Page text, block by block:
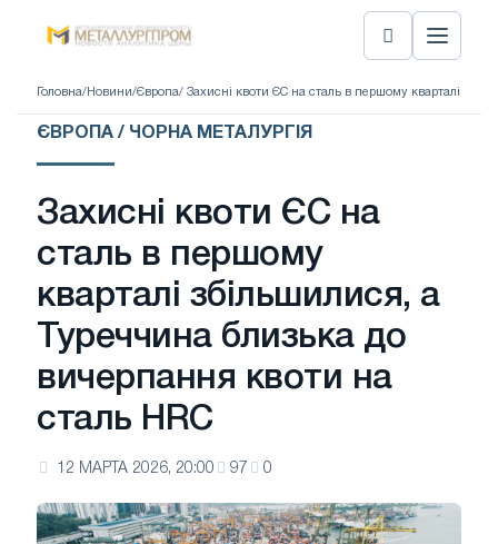
Головна/ Новини/Європа/ Захисні квоти ЄС на сталь в першому кварталі
ЄВРОПА / ЧОРНА МЕТАЛУРГІЯ
Захисні квоти ЄС на
сталь в першому
кварталі збільшилися, а
Туреччина близька до
вичерпання квоти на
сталь HRC
12 МАРТА 2026, 20:00 97 0